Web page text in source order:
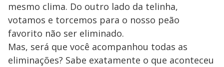
mesmo clima. Do outro lado da telinha,
votamos e torcemos para o nosso peão
favorito não ser eliminado.
Mas, será que você acompanhou todas as
eliminações? Sabe exatamente o que aconteceu